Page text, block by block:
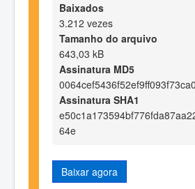
Baixados
3.212 vezes
Tamanho do arquivo
643,03 kB
Assinatura MD5
Assinatura SHA1
64e
Baixar agora